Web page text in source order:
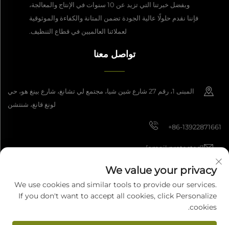
وبفضل خبرتنا التي تزيد عن 10 سنوات في الإنتاج والمعالجة،
فإننا نقدم حلولًا عالية الجودة تضمن المتانة والكفاءة والموثوقية
لعملائنا العالميين في قطاع التنظيف.
تواصل معنا
المبنى 1، رقم 27 شارع شين شيا، مجتمع لي تشانغ، شارع بينغ هو، حي
لونغ قانغ، شنتشن
+86-13922871661
[email protected]
حقوق النشر © 2025 شركة شنتشن داشان للتصنيع الذكي المحدودة. جميع الحقوق
محفوظة. سياسة الخصوصية
We value your privacy
We use cookies and similar tools to provide our services.
If you don't want to accept all cookies, click Personalize
cookies.